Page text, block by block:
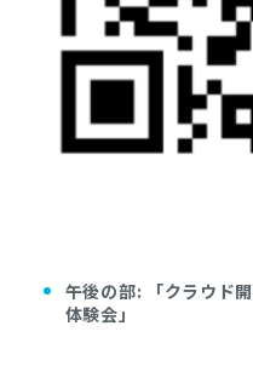
午後の部: 「クラウド
体験会」